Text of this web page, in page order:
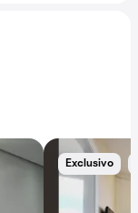
Exclusivo